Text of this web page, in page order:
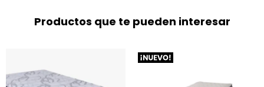
Productos que te pueden interesar